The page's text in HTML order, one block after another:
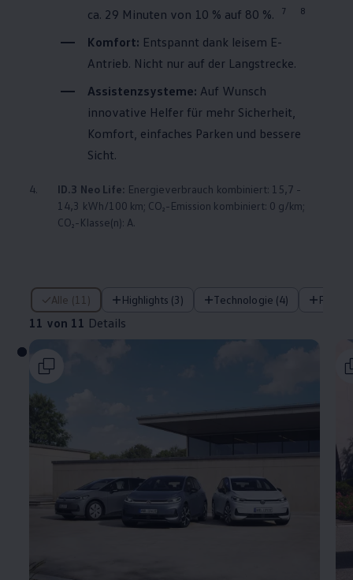
ca. 29 Minuten von 10 % auf 80 %.
7 8
Komfort: Entspannt dank leisem E-
Antrieb. Nicht nur auf der Langstrecke.
Assistenzsysteme: Auf Wunsch
innovative Helfer für mehr Sicherheit,
Komfort, einfaches Parken und bessere
Sicht.
4. ID.3 Neo Life: Energieverbrauch kombiniert: 15,7 -
14,3 kWh/100 km; CO₂-Emission kombiniert: 0 g/km;
CO₂-Klasse(n): A.
Alle (11) Highlights (3) Technologie (4)
11 von 11 Details
11 von 11 Details